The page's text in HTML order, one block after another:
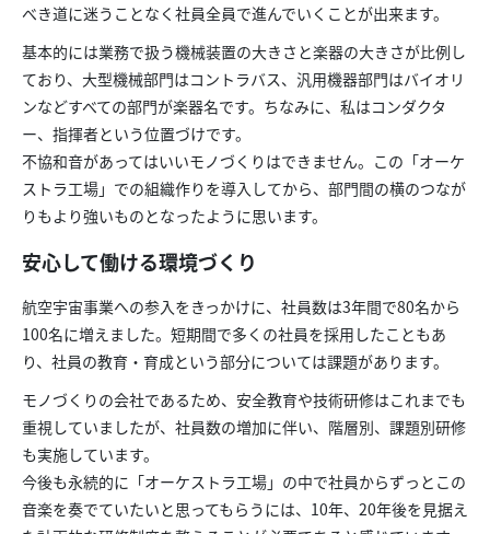
べき道に迷うことなく社員全員で進んでいくことが出来ます。
基本的には業務で扱う機械装置の大きさと楽器の大きさが比例し
ており、大型機械部門はコントラバス、汎用機器部門はバイオリ
ンなどすべての部門が楽器名です。ちなみに、私はコンダクタ
ー、指揮者という位置づけです。
不協和音があってはいいモノづくりはできません。この「オーケ
ストラ工場」での組織作りを導入してから、部門間の横のつなが
りもより強いものとなったように思います。
安心して働ける環境づくり
航空宇宙事業への参入をきっかけに、社員数は3年間で80名から
100名に増えました。短期間で多くの社員を採用したこともあ
り、社員の教育・育成という部分については課題があります。
モノづくりの会社であるため、安全教育や技術研修はこれまでも
重視していましたが、社員数の増加に伴い、階層別、課題別研修
も実施しています。
今後も永続的に「オーケストラ工場」の中で社員からずっとこの
音楽を奏でていたいと思ってもらうには、10年、20年後を見据え